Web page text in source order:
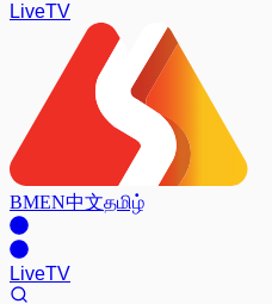
LiveTV
BMEN中文தமிழ்
LiveTV